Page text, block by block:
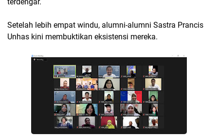
Setelah lebih empat windu, alumni-alumni Sastra Prancis
Unhas kini membuktikan eksistensi mereka.